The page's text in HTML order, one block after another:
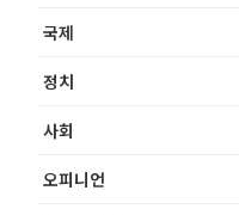
국제
정치
사회
오피니언